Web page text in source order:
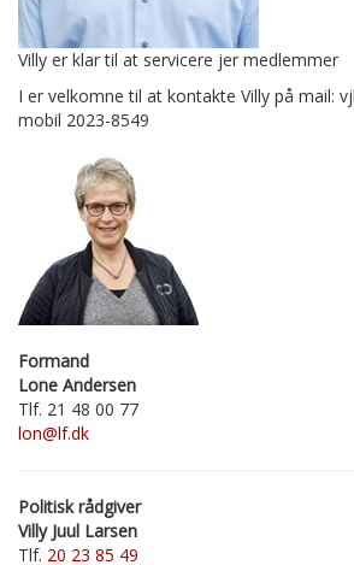
Villy er klar til at servicere jer medlemmer
I er velkomne til at kontakte Villy på mail:
mobil 2023-8549
Formand
Lone Andersen
Tlf. 21 48 00 77
lon@lf.dk
Politisk rådgiver
Villy Juul Larsen
Tlf. 20 23 85 49